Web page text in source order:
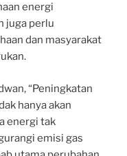
energi
juga perlu
dan masyarakat
“Peningkatan
hanya akan
energi tak
emisi gas